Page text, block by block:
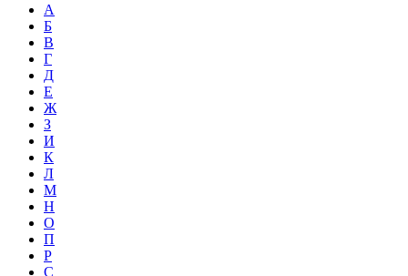
А
Б
В
Г
Д
Е
Ж
З
И
К
Л
М
Н
О
П
Р
С